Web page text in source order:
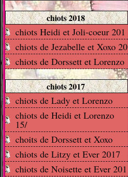
chiots 2018
chiots Heidi et Joli-coeur 201
chiots de Jezabelle et Xoxo 20
chiots de Dorssett et Lorenzo
chiots 2017
chiots de Lady et Lorenzo
chiots de Heidi et Lorenzo
15/
choits de Dorssett et Xoxo
chiots de Litzy et Ever 2017
chiots de Noisette et Ever 201